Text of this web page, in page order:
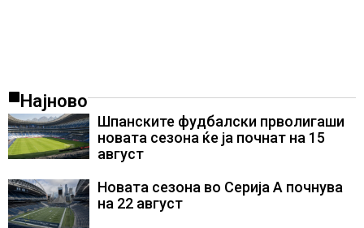
Најново
Шпанските фудбалски прволигаши
новата сезона ќе ја почнат на 15
август
Новата сезона во Серија А почнува
на 22 август